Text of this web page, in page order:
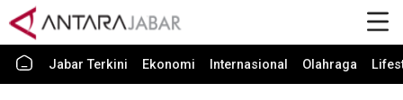
Jabar Terkini Ekonomi Internasional Olahraga